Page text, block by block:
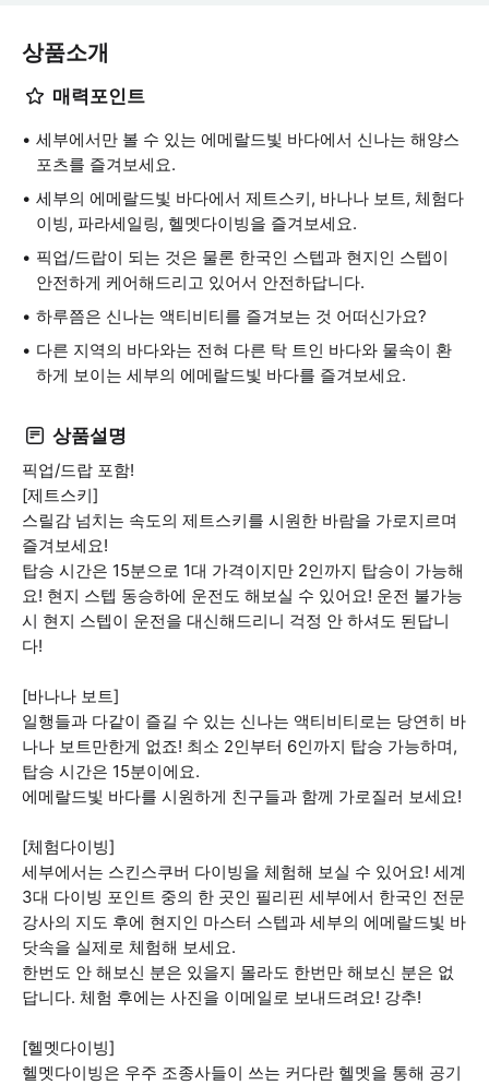
상품소개
매력포인트
세부에서만 볼 수 있는 에메랄드빛 바다에서 신나는 해양스
포츠를 즐겨보세요.
세부의 에메랄드빛 바다에서 제트스키, 바나나 보트, 체험다
이빙, 파라세일링, 헬멧다이빙을 즐겨보세요.
픽업/드랍이 되는 것은 물론 한국인 스텝과 현지인 스텝이
안전하게 케어해드리고 있어서 안전하답니다.
하루쯤은 신나는 액티비티를 즐겨보는 것 어떠신가요?
다른 지역의 바다와는 전혀 다른 탁 트인 바다와 물속이 환
하게 보이는 세부의 에메랄드빛 바다를 즐겨보세요.
상품설명
픽업/드랍 포함!
[제트스키]
스릴감 넘치는 속도의 제트스키를 시원한 바람을 가로지르며
즐겨보세요!
탑승 시간은 15분으로 1대 가격이지만 2인까지 탑승이 가능해
요! 현지 스텝 동승하에 운전도 해보실 수 있어요! 운전 불가능
시 현지 스텝이 운전을 대신해드리니 걱정 안 하셔도 된답니
다!
[바나나 보트]
일행들과 다같이 즐길 수 있는 신나는 액티비티로는 당연히 바
나나 보트만한게 없죠! 최소 2인부터 6인까지 탑승 가능하며,
탑승 시간은 15분이에요.
에메랄드빛 바다를 시원하게 친구들과 함께 가로질러 보세요!
[체험다이빙]
세부에서는 스킨스쿠버 다이빙을 체험해 보실 수 있어요! 세계
3대 다이빙 포인트 중의 한 곳인 필리핀 세부에서 한국인 전문
강사의 지도 후에 현지인 마스터 스텝과 세부의 에메랄드빛 바
닷속을 실제로 체험해 보세요.
한번도 안 해보신 분은 있을지 몰라도 한번만 해보신 분은 없
답니다. 체험 후에는 사진을 이메일로 보내드려요! 강추!
[헬멧다이빙]
헬멧다이빙은 우주 조종사들이 쓰는 커다란 헬멧을 통해 공기